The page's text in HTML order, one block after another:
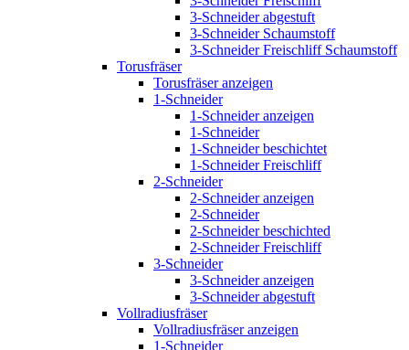
3-Schneider abgestuft
3-Schneider Schaumstoff
3-Schneider Freischliff Schaumstoff
Torusfräser
Torusfräser anzeigen
1-Schneider
1-Schneider anzeigen
1-Schneider
1-Schneider beschichtet
1-Schneider Freischliff
2-Schneider
2-Schneider anzeigen
2-Schneider
2-Schneider beschichted
2-Schneider Freischliff
3-Schneider
3-Schneider anzeigen
3-Schneider abgestuft
Vollradiusfräser
Vollradiusfräser anzeigen
1-Schneider